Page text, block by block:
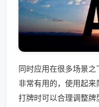
同时应用在很多场景
非常有用的，使用起
打牌时可以合理调整